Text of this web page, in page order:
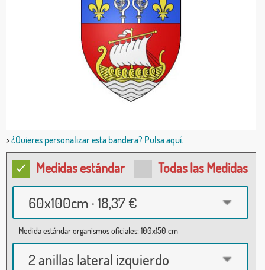
>¿Quieres personalizar esta bandera? Pulsa aquí.
Medidas estándar Todas las Medidas
60x100cm · 18,37 €
Medida estándar organismos oficiales: 100x150 cm
2 anillas lateral izquierdo